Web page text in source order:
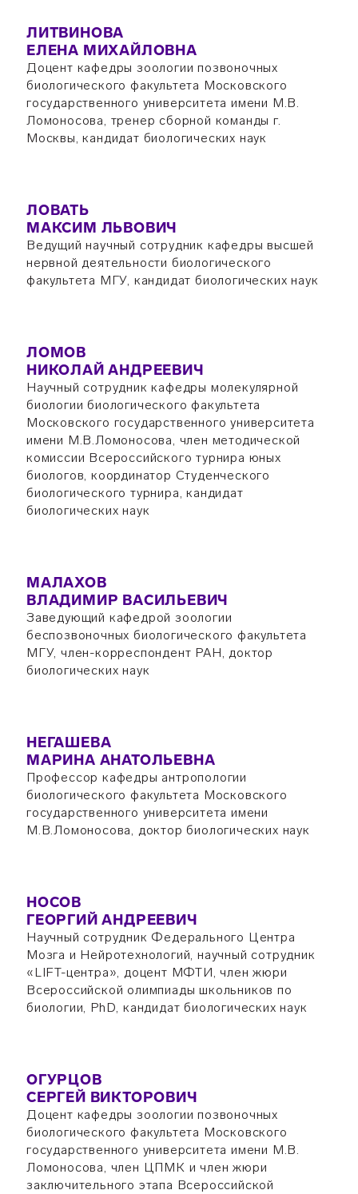
ЛИТВИНОВА
ЕЛЕНА МИХАЙЛОВНА
Доцент кафедры зоологии позвоночных
биологического факультета Московского
государственного университета имени М.В.
Ломоносова, тренер сборной команды г.
Москвы, кандидат биологических наук
ЛОВАТЬ
МАКСИМ ЛЬВОВИЧ
Ведущий научный сотрудник кафедры высшей
нервной деятельности биологического
факультета МГУ, кандидат биологических наук
ЛОМОВ
НИКОЛАЙ АНДРЕЕВИЧ
Научный сотрудник кафедры молекулярной
биологии биологического факультета
Московского государственного университета
имени М.В.Ломоносова, член методической
комиссии Всероссийского турнира юных
биологов, координатор Студенческого
биологического турнира, кандидат
биологических наук
МАЛАХОВ
ВЛАДИМИР ВАСИЛЬЕВИЧ
Заведующий кафедрой зоологии
беспозвоночных биологического факультета
МГУ, член-корреспондент РАН, доктор
биологических наук
НЕГАШЕВА
МАРИНА АНАТОЛЬЕВНА
Профессор кафедры антропологии
биологического факультета Московского
государственного университета имени
М.В.Ломоносова, доктор биологических наук
НОСОВ
ГЕОРГИЙ АНДРЕЕВИЧ
Научный сотрудник Федерального Центра
Мозга и Нейротехнологий, научный сотрудник
«LIFT-центра», доцент МФТИ, член жюри
Всероссийской олимпиады школьников по
биологии, PhD, кандидат биологических наук
ОГУРЦОВ
СЕРГЕЙ ВИКТОРОВИЧ
Доцент кафедры зоологии позвоночных
биологического факультета Московского
государственного университета имени М.В.
Ломоносова, член ЦПМК и член жюри
заключительного этапа Всероссийской